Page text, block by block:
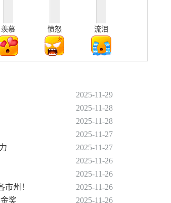
羡慕 愤怒 流泪
2025-11-29
2025-11-28
2025-11-28
2025-11-27
2025-11-27
2025-11-26
2025-11-26
州！
2025-11-26
奖
2025-11-26